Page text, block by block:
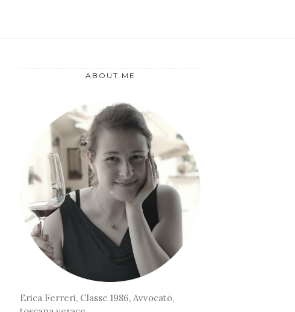
ABOUT ME
Erica Ferreri, Classe 1986, Avvocato,